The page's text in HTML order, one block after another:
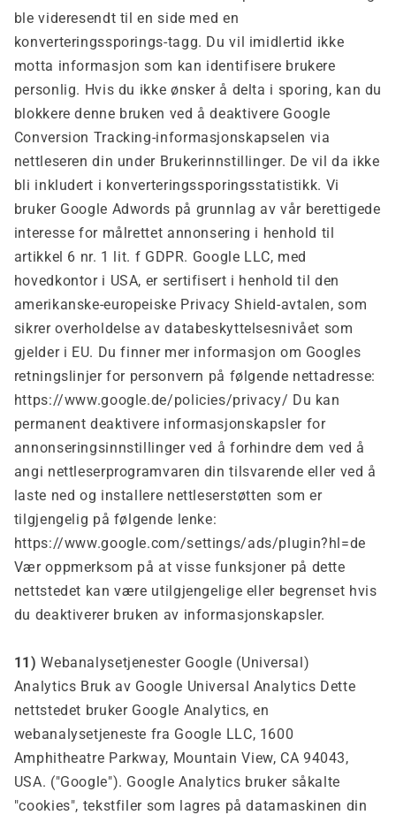
ble videresendt til en side med en
konverteringssporings-tagg. Du vil imidlertid ikke
motta informasjon som kan identifisere brukere
personlig. Hvis du ikke ønsker å delta i sporing, kan du
blokkere denne bruken ved å deaktivere Google
Conversion Tracking-informasjonskapselen via
nettleseren din under Brukerinnstillinger. De vil da ikke
bli inkludert i konverteringssporingsstatistikk. Vi
bruker Google Adwords på grunnlag av vår berettigede
interesse for målrettet annonsering i henhold til
artikkel 6 nr. 1 lit. f GDPR. Google LLC, med
hovedkontor i USA, er sertifisert i henhold til den
amerikanske-europeiske Privacy Shield-avtalen, som
sikrer overholdelse av databeskyttelsesnivået som
gjelder i EU. Du finner mer informasjon om Googles
retningslinjer for personvern på følgende nettadresse:
https://www.google.de/policies/privacy/ Du kan
permanent deaktivere informasjonskapsler for
annonseringsinnstillinger ved å forhindre dem ved å
angi nettleserprogramvaren din tilsvarende eller ved å
laste ned og installere nettleserstøtten som er
tilgjengelig på følgende lenke:
https://www.google.com/settings/ads/plugin?hl=de
Vær oppmerksom på at visse funksjoner på dette
nettstedet kan være utilgjengelige eller begrenset hvis
du deaktiverer bruken av informasjonskapsler.
11) Webanalysetjenester Google (Universal)
Analytics Bruk av Google Universal Analytics Dette
nettstedet bruker Google Analytics, en
webanalysetjeneste fra Google LLC, 1600
Amphitheatre Parkway, Mountain View, CA 94043,
USA. ("Google"). Google Analytics bruker såkalte
"cookies", tekstfiler som lagres på datamaskinen din